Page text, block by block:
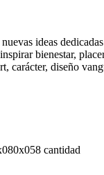
ideas
bienestar,
diseño
cantidad